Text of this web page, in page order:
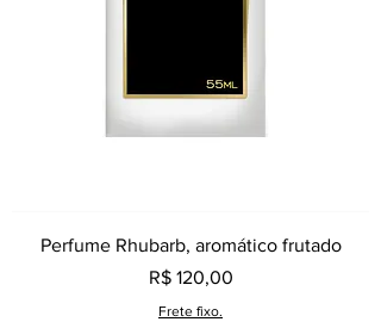
Perfume Rhubarb, aromático frutado
Preço
R$ 120,00
Frete fixo.